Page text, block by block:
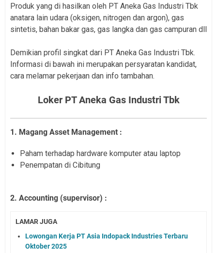
Produk yang di hasilkan oleh PT Aneka Gas Industri Tbk
anatara lain udara (oksigen, nitrogen dan argon), gas
sintetis, bahan bakar gas, gas langka dan gas campuran dll
Demikian profil singkat dari PT Aneka Gas Industri Tbk.
Informasi di bawah ini merupakan persyaratan kandidat,
cara melamar pekerjaan dan info tambahan.
Loker PT Aneka Gas Industri Tbk
1. Magang Asset Management :
Paham terhadap hardware komputer atau laptop
Penempatan di Cibitung
2. Accounting (supervisor) :
LAMAR JUGA
Lowongan Kerja PT Asia Indopack Industries Terbaru
Oktober 2025